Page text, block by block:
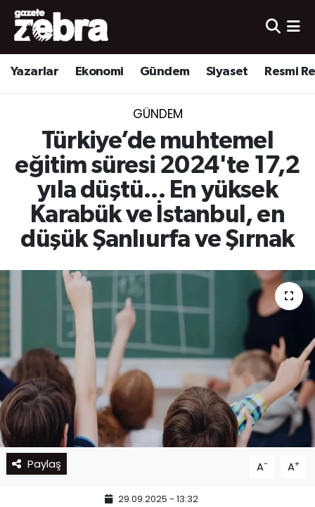
Yazarlar Ekonomi Gündem Siyaset Resmi
GÜNDEM
Türkiye’de muhtemel
eğitim süresi 2024'te 17,2
yıla düştü... En yüksek
Karabük ve İstanbul, en
düşük Şanlıurfa ve Şırnak
Paylaş A- A+
29.09.2025 - 13:32
Yazarlar
Ekonomi
Yerel
Spor
Nöbetçi Eczaneler
Hava Durumu
Süper Lig Puan Durumu ve Fikstür
Tüm Manşetler
Son Dakika Haberleri
Haber Arşivi